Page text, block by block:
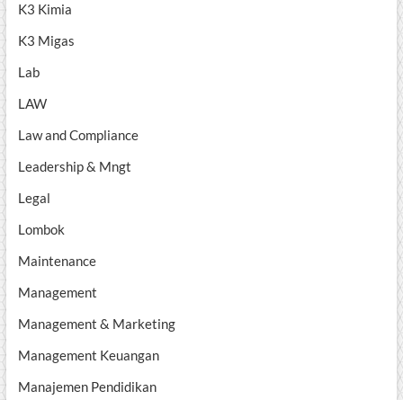
K3 Kimia
K3 Migas
Lab
LAW
Law and Compliance
Leadership & Mngt
Legal
Lombok
Maintenance
Management
Management & Marketing
Management Keuangan
Manajemen Pendidikan